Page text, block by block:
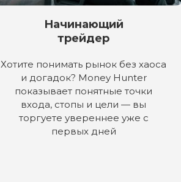
17
18
19
20
21
27
28
29
Начинающий
трейдер
Хотите понимать рынок без хаоса
и догадок? Money Hunter
показывает понятные точки
входа, стопы и цели — вы
торгуете увереннее уже с
первых дней